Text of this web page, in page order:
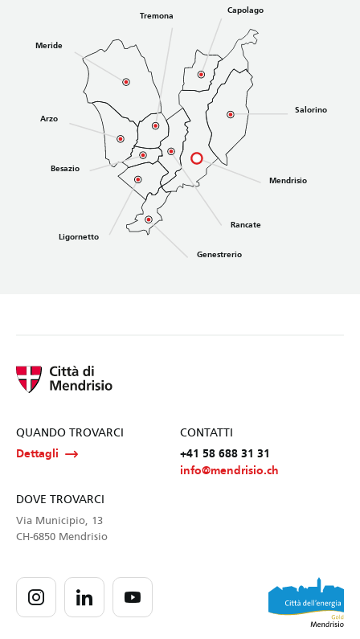
Meride
Tremona
Capolago
Salorino
Mendrisio
Rancate
Genestrerio
Ligornetto
Besazio
Arzo
QUANDO TROVARCI
Dettagli
CONTATTI
+41 58 688 31 31
info@mendrisio.ch
DOVE TROVARCI
Via Municipio, 13
CH-6850 Mendrisio